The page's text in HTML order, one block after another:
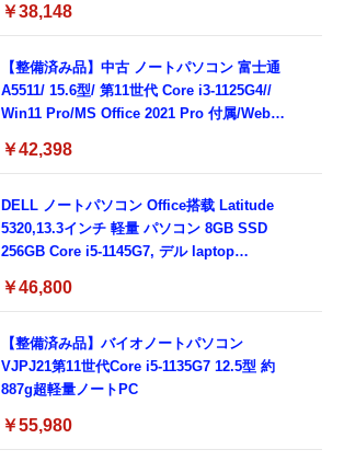
Type-C/360度回転対応/有線静音マウス付
8GB,SSD256GB)
￥38,148
【整備済み品】中古 ノートパソコン 富士通
A5511/ 15.6型/ 第11世代 Core i3-1125G4//
Win11 Pro/MS Office 2021 Pro 付属/Webカ
3.0)/ 有線静音マウス付属/ 180日保証（メモリ
￥42,398
DELL ノートパソコン Office搭载 Latitude
5320,13.3インチ 軽量 パソコン 8GB SSD
256GB Core i5-1145G7, デル laptop
ド付き (整備済み品)
￥46,800
【整備済み品】バイオノートパソコン
VJPJ21第11世代Core i5-1135G7 12.5型 約
887g超軽量ノートPC
￥55,980